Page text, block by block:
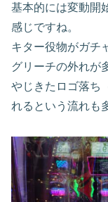
基本的には変動開
感じですね。
キター役物がガチ
グリーチの外れが
やじきたロゴ落ち
れるという流れも